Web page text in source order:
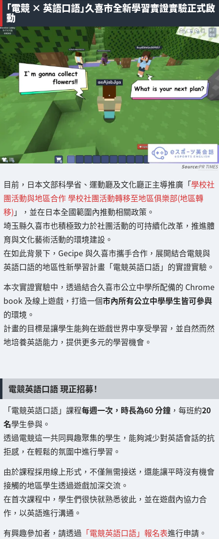
「電競 × 英語口語」久喜市全新學習實證實驗正式啟
動
PR TIMES
目前，日本文部科學省、運動廳及文化廳正主導推廣「學校社
團活動與地區合作 學校社團活動轉移至地區俱樂部(地區轉
移) 」，並在日本全國範圍內推動相關政策。
埼玉縣久喜市也積極致力於社團活動的可持續化改革，推進體
育與文化藝術活動的環境建設。
在如此背景下，Gecipe 與久喜市攜手合作，展開結合電競與
英語口語的地區性新學習計畫「電競英語口語」的實證實驗。
本次實證實驗中，透過結合久喜市公立中學所配備的 Chrome
book 及線上遊戲，打造一個市內所有公立中學學生皆可參與
的環境。
計畫的目標是讓學生能夠在遊戲世界中享受學習，並自然而然
地培養英語能力，提供更多元的學習機會。
電競英語口語 現正招募！
「電競英語口語」課程每週一次，時長為60 分鐘 ，每班約20
名學生參與。
透過電競這一共同興趣聚集的學生，能夠減少對英語會話的抗
拒感，在輕鬆的氛圍中進行學習。
由於課程採用線上形式，不僅無需接送，還能讓平時沒有機會
接觸的地區學生透過遊戲加深交流。
在首次課程中，學生們很快就熟悉彼此，並在遊戲內協力合
作，以英語進行溝通。
有興趣參加者，請透過 「電競英語口語」報名表進行申請。